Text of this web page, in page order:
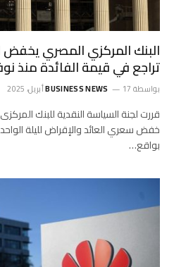
تراجع في قيمة الفائدة منذ
بواسطة BUSINESS NEWS 17 أبريل، 2025
قررت لجنة السياسة النقدية للبنك
خفض سعري العائد والإقراض لليلة
بواقع…